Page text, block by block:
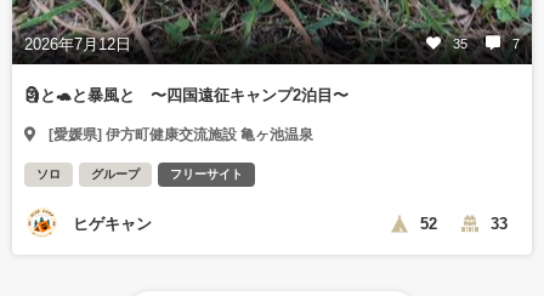
2026年7月12日 35 7
🗿と🐢と暴風と 〜四国遠征キャンプ2泊目〜
[愛媛県] 伊方町健康交流施設 亀ヶ池温泉
ソロ グループ フリーサイト
ヒゲキャン 52 33